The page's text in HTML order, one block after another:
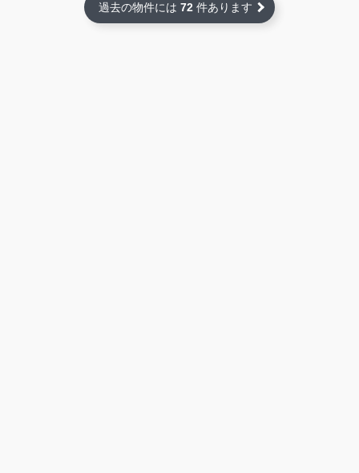
過去の物件には 72 件あります